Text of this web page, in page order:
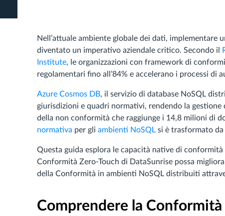
Nell’attuale ambiente globale dei dati, implementare
diventato un imperativo aziendale critico. Secondo il
Institute, le organizzazioni con framework di
regolamentari fino all’84% e accelerano i processi di
Azure Cosmos DB, il servizio di database NoSQL
giurisdizioni e quadri normativi, rendendo la
della non conformità che raggiunge i 14,8 milioni di
normativa per gli ambienti NoSQL si è trasformato da
Questa guida esplora le capacità native di
Conformità Zero-Touch di DataSunrise possa
della Conformità in ambienti NoSQL distribuiti
Comprendere la